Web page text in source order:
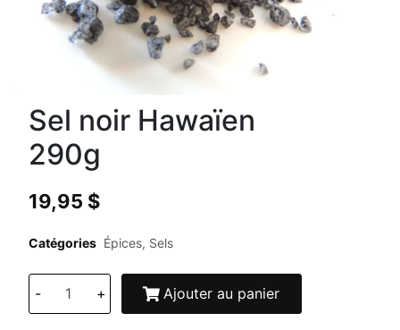
Sel noir Hawaïen
290g
19,95 $
Catégories Épices, Sels
- + Ajouter au panier